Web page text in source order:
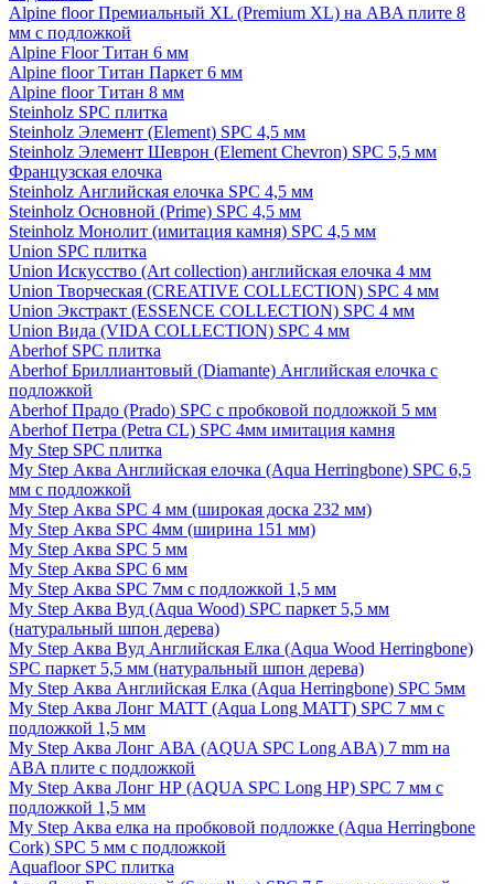
Alpine floor Премиальный XL (Premium XL) на ABA плите 8
мм с подложкой
Alpine Floor Титан 6 мм
Alpine floor Титан Паркет 6 мм
Alpine floor Титан 8 мм
Steinholz SPC плитка
Steinholz Элемент (Element) SPC 4,5 мм
Steinholz Элемент Шеврон (Element Chevron) SPC 5,5 мм
Французская елочка
Steinholz Английская елочка SPC 4,5 мм
Steinholz Основной (Prime) SPC 4,5 мм
Steinholz Монолит (имитация камня) SPC 4,5 мм
Union SPC плитка
Union Искусство (Art collection) английская елочка 4 мм
Union Творческая (CREATIVE COLLECTION) SPC 4 мм
Union Экстракт (ESSENCE COLLECTION) SPC 4 мм
Union Вида (VIDA COLLECTION) SPC 4 мм
Aberhof SPC плитка
Aberhof Бриллиантовый (Diamante) Английская елочка с
подложкой
Aberhof Прадо (Prado) SPC с пробковой подложкой 5 мм
Aberhof Петра (Petra CL) SPC 4мм имитация камня
My Step SPC плитка
My Step Аква Английская елочка (Aqua Herringbone) SPC 6,5
мм с подложкой
My Step Аква SPC 4 мм (широкая доска 232 мм)
My Step Аква SPC 4мм (ширина 151 мм)
My Step Аква SPC 5 мм
My Step Аква SPC 6 мм
My Step Аква SPC 7мм c подложкой 1,5 мм
My Step Аква Вуд (Aqua Wood) SPC паркет 5,5 мм
(натуральный шпон дерева)
My Step Аква Вуд Английская Елка (Aqua Wood Herringbone)
SPC паркет 5,5 мм (натуральный шпон дерева)
My Step Аква Английская Елка (Aqua Herringbone) SPC 5мм
My Step Аква Лонг MATT (Aqua Long MATT) SPC 7 мм с
подложкой 1,5 мм
My Step Аква Лонг АВА (AQUA SPC Long ABA) 7 mm на
ABA плите с подложкой
My Step Аква Лонг НР (AQUA SPC Long HP) SPC 7 мм с
подложкой 1,5 мм
My Step Аква елка на пробковой подложке (Aqua Herringbone
Cork) SPC 5 мм с подложкой
Aquafloor SPC плитка